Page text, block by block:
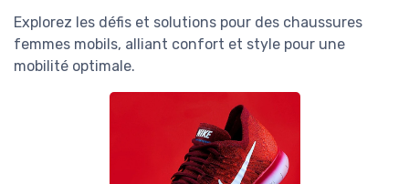
Explorez les défis et solutions pour des chaussures
femmes mobils, alliant confort et style pour une
mobilité optimale.